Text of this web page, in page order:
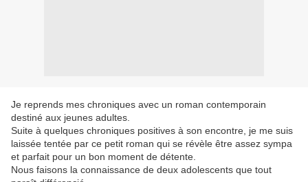
Je reprends mes chroniques avec un roman contemporain
destiné aux jeunes adultes.
Suite à quelques chroniques positives à son encontre, je me suis
laissée tentée par ce petit roman qui se révèle être assez sympa
et parfait pour un bon moment de détente.
Nous faisons la connaissance de deux adolescents que tout